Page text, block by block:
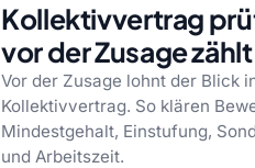
Kollektivvertrag
vor der Zusage zählt
Vor der Zusage lohnt der Blick
Kollektivvertrag. So klären
Mindestgehalt, Einstufung,
und Arbeitszeit.